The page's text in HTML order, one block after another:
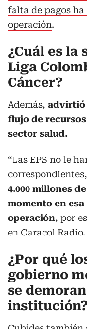
falta de pagos
operación.
¿Cuál es la
Liga
Cáncer?
Además, advirtió
flujo de
sector salud.
“Las EPS no le
correspondientes,
4.000 millones
momento en
operación, por
en Caracol Radio.
¿Por qué
gobierno
se
institución?